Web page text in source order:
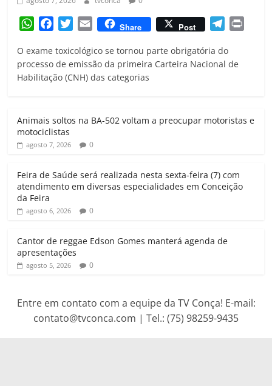
W
a
t
s
p
c
e
b
k
i
t
t
a
i
l
Share Post
l
e
m
O exame toxicológico se tornou parte obrigatória do
processo de emissão da primeira Carteira Nacional de
Habilitação (CNH) das categorias
Animais soltos na BA-502 voltam a preocupar motoristas e
motociclistas
agosto 7, 2026 0
Feira de Saúde será realizada nesta sexta-feira (7) com
atendimento em diversas especialidades em Conceição
da Feira
agosto 6, 2026 0
Cantor de reggae Edson Gomes manterá agenda de
apresentações
agosto 5, 2026 0
Entre em contato com a equipe da TV Conça! E-mail:
contato@tvconca.com | Tel.: (75) 98259-9435